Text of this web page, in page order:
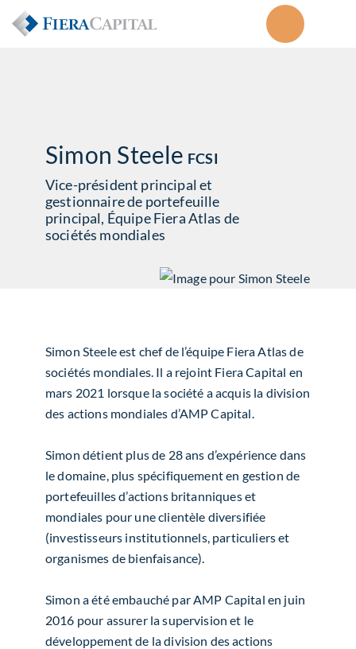
Simon Steele FCSI
Vice-président principal et
gestionnaire de portefeuille
principal, Équipe Fiera Atlas de
sociétés mondiales
Simon Steele est chef de l’équipe Fiera Atlas de
sociétés mondiales. Il a rejoint Fiera Capital en
mars 2021 lorsque la société a acquis la division
des actions mondiales d’AMP Capital.
Simon détient plus de 28 ans d’expérience dans
le domaine, plus spécifiquement en gestion de
portefeuilles d’actions britanniques et
mondiales pour une clientèle diversifiée
(investisseurs institutionnels, particuliers et
organismes de bienfaisance).
Simon a été embauché par AMP Capital en juin
2016 pour assurer la supervision et le
développement de la division des actions